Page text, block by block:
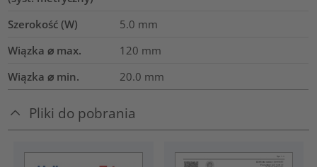
Szerokość (W) 5.0 mm
Wiązka ⌀ max.
120 mm
Wiązka ⌀ min.
20.0 mm
Pliki do pobrania